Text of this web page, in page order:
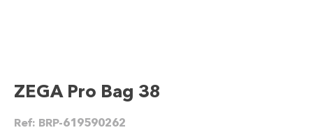
ZEGA Pro Bag 38
Ref: BRP-619590262